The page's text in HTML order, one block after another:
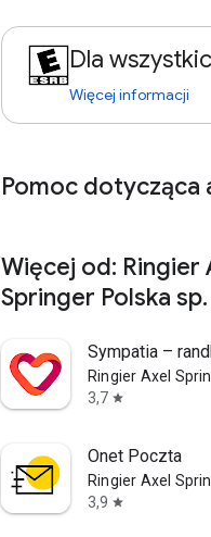
Dla
Więcej informacji
Pomoc dotycząca
Więcej od: Ringier
Springer Polska
Sympatia –
Ringier Axel
3,7 star
Onet Poczta
Ringier Axel
3,9 star